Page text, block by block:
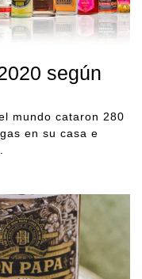
según
mundo cataron 280
en su casa e